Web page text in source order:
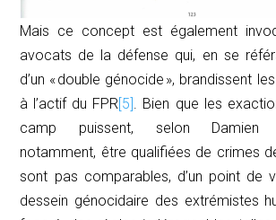
Mais ce concept est également
avocats de la défense qui, en se
d’un « double génocide », brandissent
à l’actif du FPR [5] . Bien que les
camp puissent, selon Damien
notamment, être qualifiées de crimes
sont pas comparables, d’un point de
dessein génocidaire des extrémistes